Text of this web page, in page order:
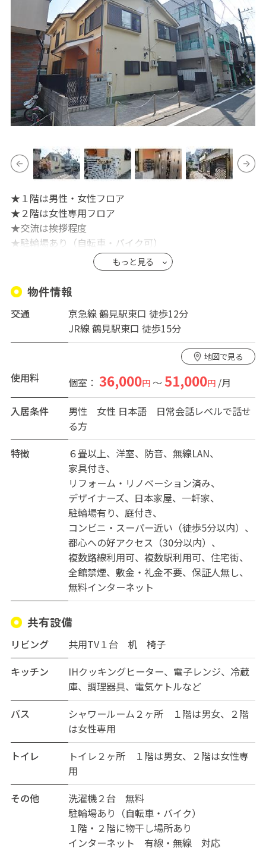
★１階は男性・女性フロア
★２階は女性専用フロア
★交流は挨拶程度
★駐輪場あり（自転車・バイク可）
★WIFI・有線に対応（NURO導入済み）
★寝具３点セット新品
★個室鍵付き、冷蔵庫など設置
★お庭・バルコニー付きで乾燥機いらず
★洗濯機×２ 洗面所×２ トイレ×２ シャワールー
★電子レンジ、炊飯器、電気ケトル
★食器類、調理器具類、ティシュなどの消耗品もご用意
もっと見る
物件情報
交通
京急線 鶴見駅東口 徒歩12分
JR線 鶴見駅東口 徒歩15分
地図で見る
使用料 個室： 36,000円～51,000円/月
入居条件
男性 女性 日本語 日常会話レベルで話せ
る方
特徴
６畳以上 洋室 防音
無線LAN
家具付き
リフォーム・リノベーション済み
デザイナーズ
日本家屋
一軒家
駐輪場有り
庭付き
コンビニ・スーパー近い（徒歩5分以内）
都心への好アクセス（30分以内）
複数路線利用可
複数駅利用可
住宅街
全館禁煙
敷金・礼金不要
保証人無し
無料インターネット
共有設備
リビング
共用TV１台 机 椅子
キッチン
IHクッキングヒーター、電子レンジ、冷蔵
庫、調理器具、電気ケトルなど
バス
シャワールーム２ヶ所 １階は男女、２階
は女性専用
トイレ
トイレ２ヶ所 １階は男女、２階は女性専
用
その他
洗濯機２台 無料
駐輪場あり（自転車・バイク）
１階・２階に物干し場所あり
インターネット 有線・無線 対応